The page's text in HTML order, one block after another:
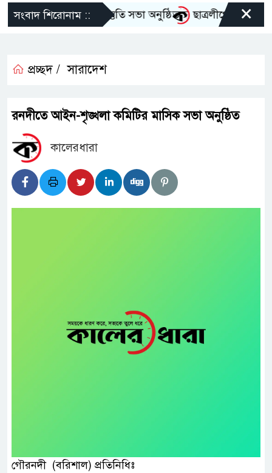
সংবাদ শিরোনাম ::
২০২৬ এর আগাম প্রস্তুতি সভা অনুষ্ঠিত ছাত্রলীগের দোসর×
প্রচ্ছদ / সারাদেশ
রনদীতে আইন-শৃঙ্খলা কমিটির মাসিক সভা অনুষ্ঠিত
কালেরধারা
গৌরনদী (বরিশাল) প্রতিনিধিঃ